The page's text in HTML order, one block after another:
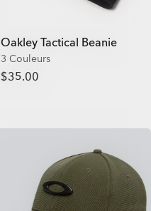
Oakley Tactical Beanie
3 Couleurs
$35.00